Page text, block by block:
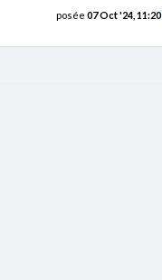
posée 07 Oct '24, 11:20